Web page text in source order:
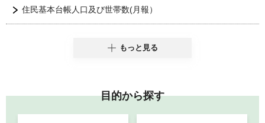
住民基本台帳人口及び世帯数(月報）
もっと見る
目的から探す